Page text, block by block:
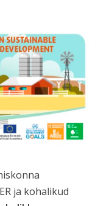
ja kohalikud